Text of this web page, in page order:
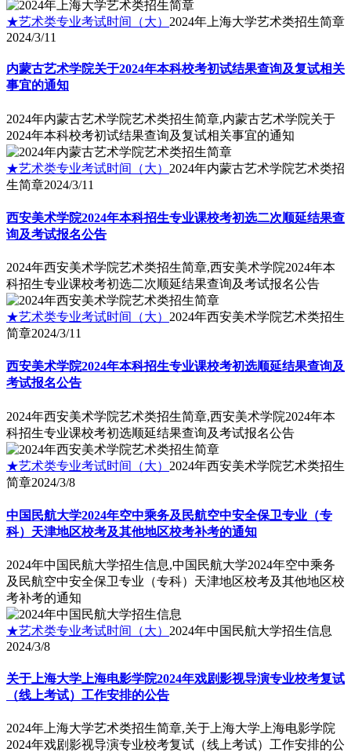
★艺术类专业考试时间（大） 2024年上海大学艺术类招生简章
2024/3/11
内蒙古艺术学院关于2024年本科校考初试结果查询及复试相关
事宜的通知
2024年内蒙古艺术学院艺术类招生简章,内蒙古艺术学院关于
2024年本科校考初试结果查询及复试相关事宜的通知
★艺术类专业考试时间（大） 2024年内蒙古艺术学院艺术类招
生简章2024/3/11
西安美术学院2024年本科招生专业课校考初选二次顺延结果查
询及考试报名公告
2024年西安美术学院艺术类招生简章,西安美术学院2024年本
科招生专业课校考初选二次顺延结果查询及考试报名公告
★艺术类专业考试时间（大） 2024年西安美术学院艺术类招生
简章2024/3/11
西安美术学院2024年本科招生专业课校考初选顺延结果查询及
考试报名公告
2024年西安美术学院艺术类招生简章,西安美术学院2024年本
科招生专业课校考初选顺延结果查询及考试报名公告
★艺术类专业考试时间（大） 2024年西安美术学院艺术类招生
简章2024/3/8
中国民航大学2024年空中乘务及民航空中安全保卫专业（专
科）天津地区校考及其他地区校考补考的通知
2024年中国民航大学招生信息,中国民航大学2024年空中乘务
及民航空中安全保卫专业（专科）天津地区校考及其他地区校
考补考的通知
★艺术类专业考试时间（大） 2024年中国民航大学招生信息
2024/3/8
关于上海大学上海电影学院2024年戏剧影视导演专业校考复试
（线上考试）工作安排的公告
2024年上海大学艺术类招生简章,关于上海大学上海电影学院
2024年戏剧影视导演专业校考复试（线上考试）工作安排的公